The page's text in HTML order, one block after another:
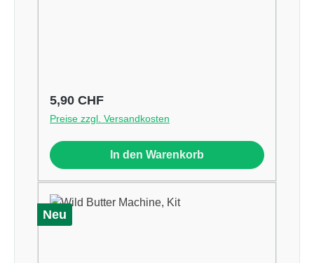
Regulärer Preis:
5,90 CHF
Preise zzgl. Versandkosten
In den Warenkorb
Neu